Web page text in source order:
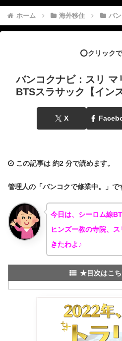
ホーム 海外移住 バ
⭕️クリック
バンコクナビ：スリ マ
BTSスラサック【イン
X
この記事は 約2 分で読めます。
管理人の「バンコクで修業中。」で
今日は、シーロム線
ヒンズー教の寺院、
きたわよ♪
★目次はこ